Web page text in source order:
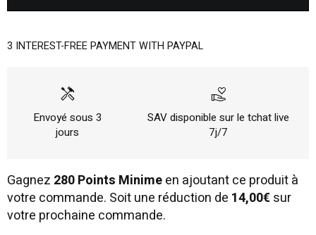
3 INTEREST-FREE PAYMENT WITH PAYPAL
handyman
Envoyé sous 3
jours
volunteer_activism
SAV disponible sur le tchat live
7j/7
Gagnez 280 Points Minimeen ajoutant ce produit à
votre commande. Soit une réduction de 14,00€sur
votre prochaine commande.